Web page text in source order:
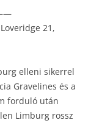
21,
elleni sikerrel
Gravelines és a
forduló után
Limburg rossz